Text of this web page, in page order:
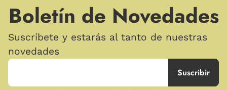
Boletín de Novedades
Suscríbete y estarás al tanto de nuestras
novedades